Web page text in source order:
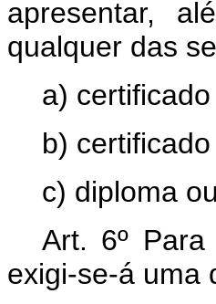
apresentar,
qualquer das
a)
b)
c) diploma
Art. 6º
exigi-se-á uma